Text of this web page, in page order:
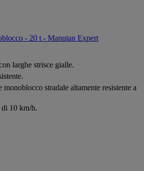
- 20 t - Manutan Expert
larghe strisce gialle.
monoblocco stradale altamente resistente a
di 10 km/h.